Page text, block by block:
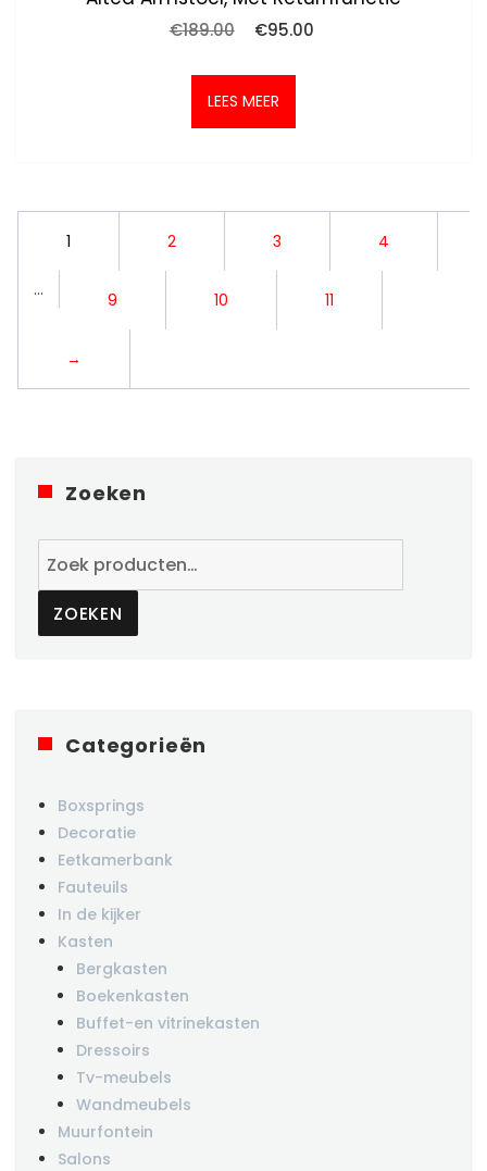
€189.00
Oorspronkelijke
was:
€189.00.
€95.00
LEES MEER
1 2 3 4
… 9 10 11
→
Zoeken
ZOEKEN
Categorieën
Boxsprings
Decoratie
Eetkamerbank
Fauteuils
In de kijker
Kasten
Bergkasten
Boekenkasten
Buffet-en vitrinekasten
Dressoirs
Tv-meubels
Wandmeubels
Muurfontein
Salons